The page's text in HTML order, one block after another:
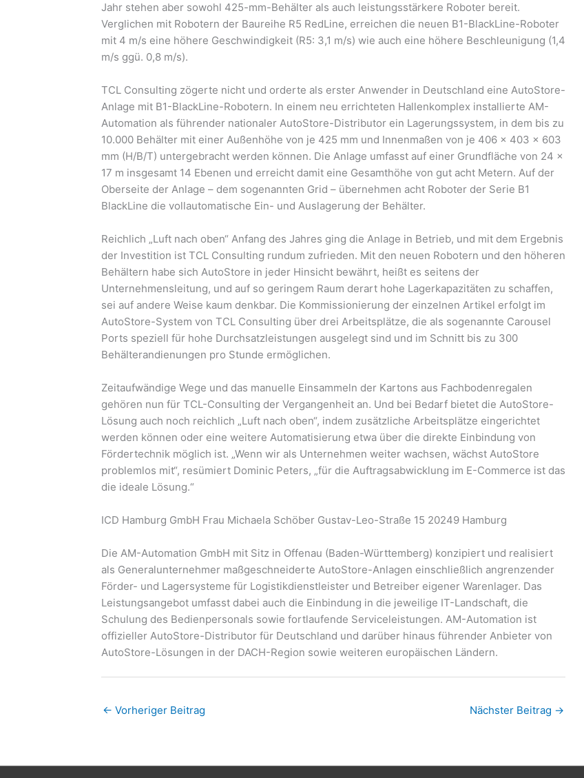
Jahr stehen aber sowohl 425-mm-Behälter als auch leistungsstärkere Roboter bereit.
Verglichen mit Robotern der Baureihe R5 RedLine, erreichen die neuen B1-BlackLine-Roboter
mit 4 m/s eine höhere Geschwindigkeit (R5: 3,1 m/s) wie auch eine höhere Beschleunigung (1,4
m/s ggü. 0,8 m/s).
TCL Consulting zögerte nicht und orderte als erster Anwender in Deutschland eine AutoStore-
Anlage mit B1-BlackLine-Robotern. In einem neu errichteten Hallenkomplex installierte AM-
Automation als führender nationaler AutoStore-Distributor ein Lagerungssystem, in dem bis zu
10.000 Behälter mit einer Außenhöhe von je 425 mm und Innenmaßen von je 406 x 403 x 603
mm (H/B/T) untergebracht werden können. Die Anlage umfasst auf einer Grundfläche von 24 x
17 m insgesamt 14 Ebenen und erreicht damit eine Gesamthöhe von gut acht Metern. Auf der
Oberseite der Anlage – dem sogenannten Grid – übernehmen acht Roboter der Serie B1
BlackLine die vollautomatische Ein- und Auslagerung der Behälter.
Reichlich „Luft nach oben“ Anfang des Jahres ging die Anlage in Betrieb, und mit dem Ergebnis
der Investition ist TCL Consulting rundum zufrieden. Mit den neuen Robotern und den höheren
Behältern habe sich AutoStore in jeder Hinsicht bewährt, heißt es seitens der
Unternehmensleitung, und auf so geringem Raum derart hohe Lagerkapazitäten zu schaffen,
sei auf andere Weise kaum denkbar. Die Kommissionierung der einzelnen Artikel erfolgt im
AutoStore-System von TCL Consulting über drei Arbeitsplätze, die als sogenannte Carousel
Ports speziell für hohe Durchsatzleistungen ausgelegt sind und im Schnitt bis zu 300
Behälterandienungen pro Stunde ermöglichen.
Zeitaufwändige Wege und das manuelle Einsammeln der Kartons aus Fachbodenregalen
gehören nun für TCL-Consulting der Vergangenheit an. Und bei Bedarf bietet die AutoStore-
Lösung auch noch reichlich „Luft nach oben“, indem zusätzliche Arbeitsplätze eingerichtet
werden können oder eine weitere Automatisierung etwa über die direkte Einbindung von
Fördertechnik möglich ist. „Wenn wir als Unternehmen weiter wachsen, wächst AutoStore
problemlos mit“, resümiert Dominic Peters, „für die Auftragsabwicklung im E-Commerce ist das
die ideale Lösung.“
ICD Hamburg GmbH Frau Michaela Schöber Gustav-Leo-Straße 15 20249 Hamburg
Die AM-Automation GmbH mit Sitz in Offenau (Baden-Württemberg) konzipiert und realisiert
als Generalunternehmer maßgeschneiderte AutoStore-Anlagen einschließlich angrenzender
Förder- und Lagersysteme für Logistikdienstleister und Betreiber eigener Warenlager. Das
Leistungsangebot umfasst dabei auch die Einbindung in die jeweilige IT-Landschaft, die
Schulung des Bedienpersonals sowie fortlaufende Serviceleistungen. AM-Automation ist
offizieller AutoStore-Distributor für Deutschland und darüber hinaus führender Anbieter von
AutoStore-Lösungen in der DACH-Region sowie weiteren europäischen Ländern.
← Vorheriger Beitrag Nächster Beitrag →